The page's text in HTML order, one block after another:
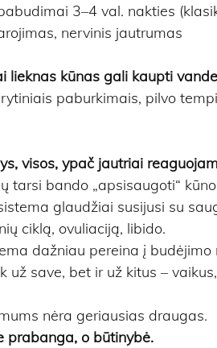
3–4 val. nakties
nervinis jautrumas
lieknas kūnas gali kaupti
paburkimais, pilvo
visos, ypač jautriai
tarsi bando „apsisaugoti“
glaudžiai susijusi su
ciklą, ovuliaciją, libido.
dažniau pereina į
už save, bet ir už kitus –
nėra geriausias draugas.
prabanga, o būtinybė.